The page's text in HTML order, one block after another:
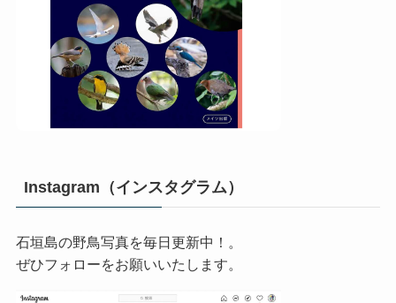
Instagram（インスタグラム）
石垣島の野鳥写真を毎日更新中！。
ぜひフォローをお願いいたします。